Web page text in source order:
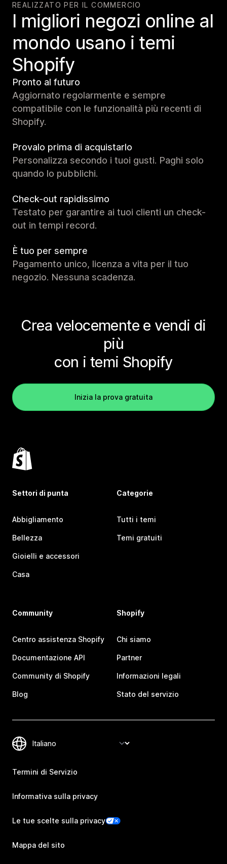
REALIZZATO PER IL COMMERCIO
I migliori negozi online al
mondo usano i temi
Shopify
Pronto al futuro
Aggiornato regolarmente e sempre
compatibile con le funzionalità più recenti di
Shopify.
Provalo prima di acquistarlo
Personalizza secondo i tuoi gusti. Paghi solo
quando lo pubblichi.
Check-out rapidissimo
Testato per garantire ai tuoi clienti un check-
out in tempi record.
È tuo per sempre
Pagamento unico, licenza a vita per il tuo
negozio. Nessuna scadenza.
Crea velocemente e vendi di
più
con i temi Shopify
Inizia la prova gratuita
Settori di punta
Abbigliamento
Bellezza
Gioielli e accessori
Casa
Categorie
Tutti i temi
Temi gratuiti
Community
Centro assistenza Shopify
Documentazione API
Community di Shopify
Blog
Shopify
Chi siamo
Partner
Informazioni legali
Stato del servizio
Termini di Servizio
Informativa sulla privacy
Le tue scelte sulla privacy
Mappa del sito